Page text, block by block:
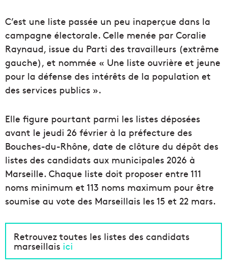
C’est une liste passée un peu inaperçue dans la
campagne électorale. Celle menée par Coralie
Raynaud, issue du Parti des travailleurs (extrême
gauche), et nommée « Une liste ouvrière et jeune
pour la défense des intérêts de la population et
des services publics ».
Elle figure pourtant parmi les listes déposées
avant le jeudi 26 février à la préfecture des
Bouches-du-Rhône, date de clôture du dépôt des
listes des candidats aux municipales 2026 à
Marseille. Chaque liste doit proposer entre 111
noms minimum et 113 noms maximum pour être
soumise au vote des Marseillais les 15 et 22 mars.
Retrouvez toutes les listes des candidats
marseillais ici